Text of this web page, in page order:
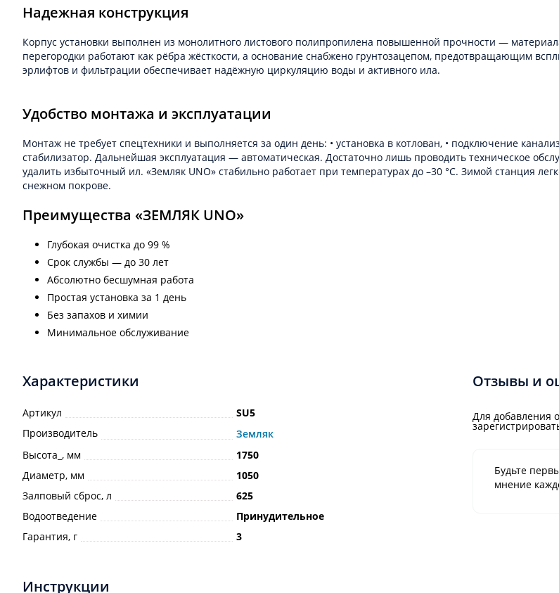
Надежная конструкция
Корпус установки выполнен из монолитного листового полипропилена повышенной прочности —
перегородки работают как рёбра жёсткости, а основание снабжено грунтозацепом, предотвращающим
эрлифтов и фильтрации обеспечивает надёжную циркуляцию воды и активного ила.
Удобство монтажа и эксплуатации
Монтаж не требует спецтехники и выполняется за один день: • установка в котлован, • подключение
стабилизатор. Дальнейшая эксплуатация — автоматическая. Достаточно лишь проводить техническое
удалить избыточный ил. «Земляк UNO» стабильно работает при температурах до –30 °C. Зимой станция
снежном покрове.
Преимущества «ЗЕМЛЯК UNO»
Глубокая очистка до 99 %
Срок службы — до 30 лет
Абсолютно бесшумная работа
Простая установка за 1 день
Без запахов и химии
Минимальное обслуживание
Характеристики
Артикул
SU5
Производитель
Земляк
Высота_, мм
1750
Диаметр, мм
1050
Залповый сброс, л
625
Водоотведение
Принудительное
Гарантия, г
3
Инструкции
Отзывы и
Для добавления
Будьте
мнение